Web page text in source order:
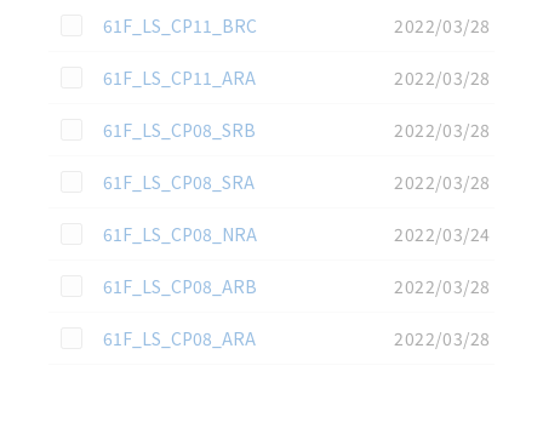
この資料を選択
61F_LS_CP11_BRC
2022/03/28
この資料を選択
61F_LS_CP11_ARA
2022/03/28
この資料を選択
61F_LS_CP08_SRB
2022/03/28
この資料を選択
61F_LS_CP08_SRA
2022/03/28
この資料を選択
61F_LS_CP08_NRA
2022/03/24
この資料を選択
61F_LS_CP08_ARB
2022/03/28
この資料を選択
61F_LS_CP08_ARA 2022/03/28